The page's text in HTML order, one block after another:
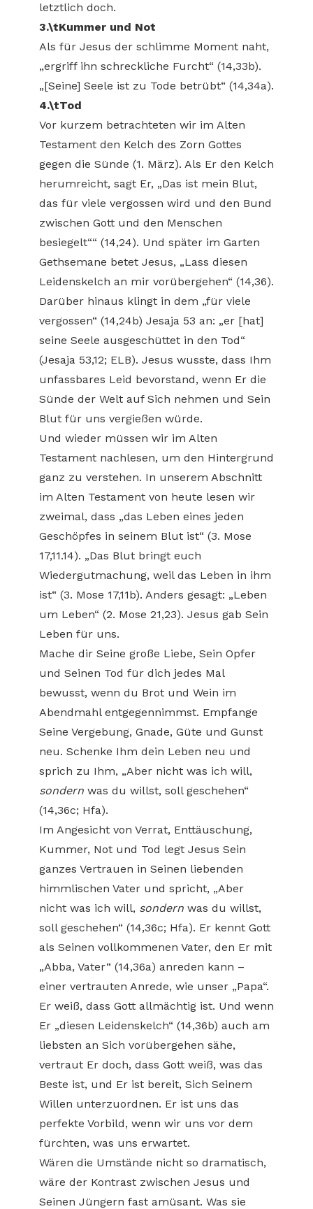
letztlich doch.
3.\tKummer und Not
Als für Jesus der schlimme Moment naht,
„ergriff ihn schreckliche Furcht“ (14,33b).
„[Seine] Seele ist zu Tode betrübt“ (14,34a).
4.\tTod
Vor kurzem betrachteten wir im Alten
Testament den Kelch des Zorn Gottes
gegen die Sünde (1. März). Als Er den Kelch
herumreicht, sagt Er, „Das ist mein Blut,
das für viele vergossen wird und den Bund
zwischen Gott und den Menschen
besiegelt““ (14,24). Und später im Garten
Gethsemane betet Jesus, „Lass diesen
Leidenskelch an mir vorübergehen“ (14,36).
Darüber hinaus klingt in dem „für viele
vergossen“ (14,24b) Jesaja 53 an: „er [hat]
seine Seele ausgeschüttet in den Tod“
(Jesaja 53,12; ELB). Jesus wusste, dass Ihm
unfassbares Leid bevorstand, wenn Er die
Sünde der Welt auf Sich nehmen und Sein
Blut für uns vergießen würde.
Und wieder müssen wir im Alten
Testament nachlesen, um den Hintergrund
ganz zu verstehen. In unserem Abschnitt
im Alten Testament von heute lesen wir
zweimal, dass „das Leben eines jeden
Geschöpfes in seinem Blut ist“ (3. Mose
17,11.14). „Das Blut bringt euch
Wiedergutmachung, weil das Leben in ihm
ist“ (3. Mose 17,11b). Anders gesagt: „Leben
um Leben“ (2. Mose 21,23). Jesus gab Sein
Leben für uns.
Mache dir Seine große Liebe, Sein Opfer
und Seinen Tod für dich jedes Mal
bewusst, wenn du Brot und Wein im
Abendmahl entgegennimmst. Empfange
Seine Vergebung, Gnade, Güte und Gunst
neu. Schenke Ihm dein Leben neu und
sprich zu Ihm, „Aber nicht was ich will,
sondern was du willst, soll geschehen“
(14,36c; Hfa).
Im Angesicht von Verrat, Enttäuschung,
Kummer, Not und Tod legt Jesus Sein
ganzes Vertrauen in Seinen liebenden
himmlischen Vater und spricht, „Aber
nicht was ich will, sondern was du willst,
soll geschehen“ (14,36c; Hfa). Er kennt Gott
als Seinen vollkommenen Vater, den Er mit
„Abba, Vater“ (14,36a) anreden kann –
einer vertrauten Anrede, wie unser „Papa“.
Er weiß, dass Gott allmächtig ist. Und wenn
Er „diesen Leidenskelch“ (14,36b) auch am
liebsten an Sich vorübergehen sähe,
vertraut Er doch, dass Gott weiß, was das
Beste ist, und Er ist bereit, Sich Seinem
Willen unterzuordnen. Er ist uns das
perfekte Vorbild, wenn wir uns vor dem
fürchten, was uns erwartet.
Wären die Umstände nicht so dramatisch,
wäre der Kontrast zwischen Jesus und
Seinen Jüngern fast amüsant. Was sie